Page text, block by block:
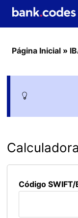
Página Inicial »
Código SWIFT/